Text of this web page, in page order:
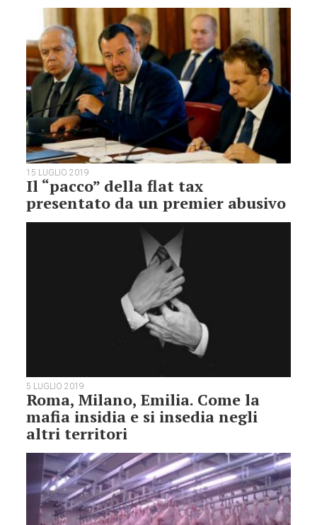
15 LUGLIO 2019
Il “pacco” della flat tax
presentato da un premier abusivo
5 LUGLIO 2019
Roma, Milano, Emilia. Come la
mafia insidia e si insedia negli
altri territori